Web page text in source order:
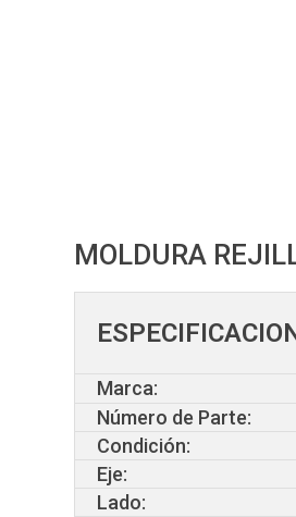
MOLDURA
Marca:
Número de Parte:
Condición:
Eje:
Lado: